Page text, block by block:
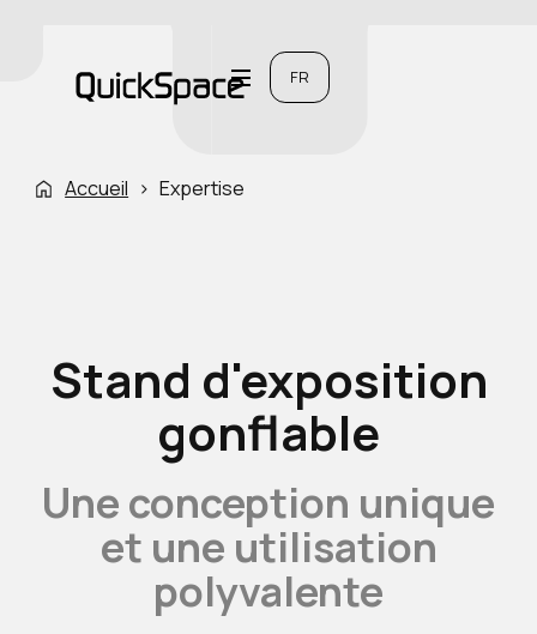
FR
Accueil › Expertise
Stand d'exposition
gonflable
Une conception unique
et une utilisation
polyvalente